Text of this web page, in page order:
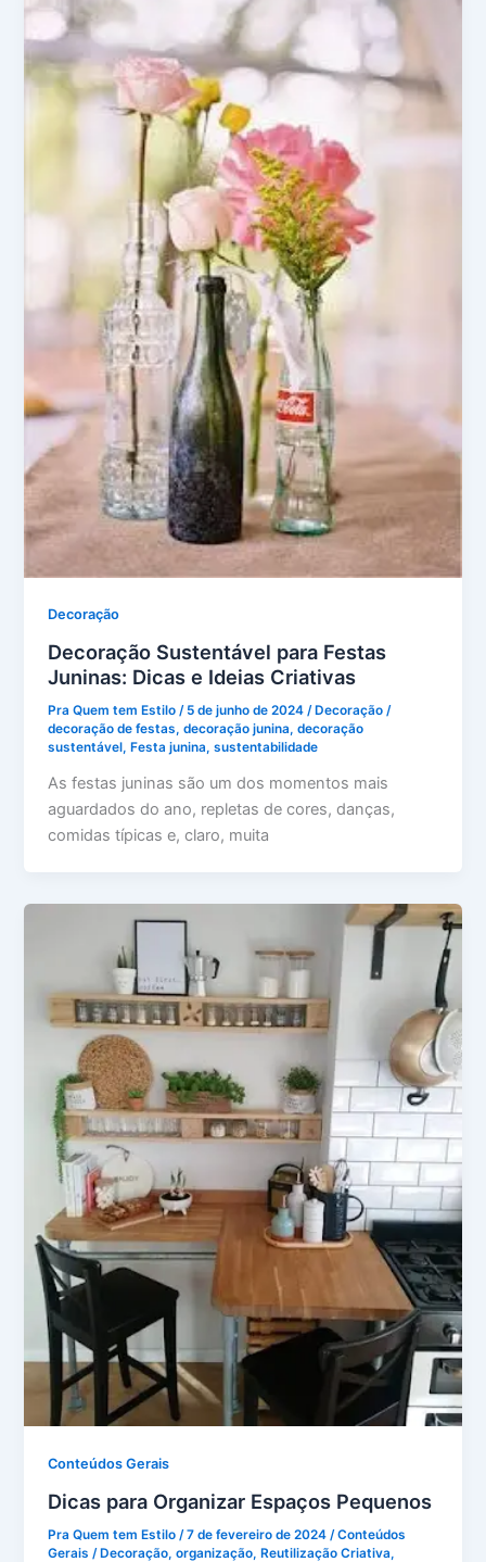
Decoração
Decoração Sustentável para Festas
Juninas: Dicas e Ideias Criativas
Pra Quem tem Estilo/ 5 de junho de 2024/ Decoração /
decoração de festas,decoração junina,decoração
sustentável, Festa junina,sustentabilidade
As festas juninas são um dos momentos mais
aguardados do ano, repletas de cores, danças,
comidas típicas e, claro, muita
Conteúdos Gerais
Dicas para Organizar Espaços Pequenos
Pra Quem tem Estilo /7 de fevereiro de 2024 /Conteúdos
Gerais /Decoração,organização,Reutilização Criativa,